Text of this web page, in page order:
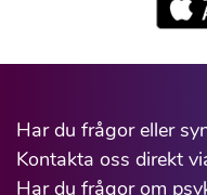
Har du frågor eller
Kontakta oss direkt
Har du frågor om